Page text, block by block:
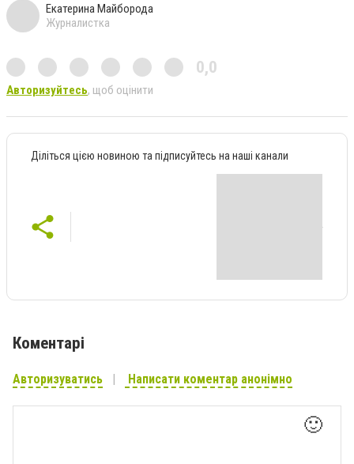
Екатерина Майборода
Журналистка
0,0
Авторизуйтесь, щоб оцінити
Діліться цією новиною та підписуйтесь на наші канали
Коментарі
Авторизуватись Написати коментар анонімно
🙂